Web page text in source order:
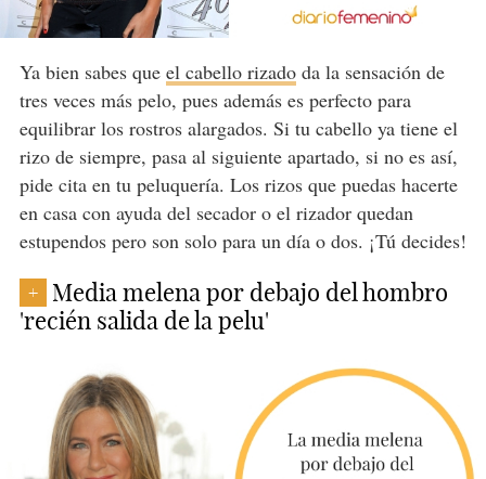
Ya bien sabes que el cabello rizadoda la sensación de
tres veces más pelo, pues además es perfecto para
equilibrar los rostros alargados. Si tu cabello ya tiene el
rizo de siempre, pasa al siguiente apartado, si no es así,
pide cita en tu peluquería. Los rizos que puedas hacerte
en casa con ayuda del secador o el rizador quedan
estupendos pero son solo para un día o dos. ¡Tú decides!
+
Media melena por debajo del hombro
'recién salida de la pelu'